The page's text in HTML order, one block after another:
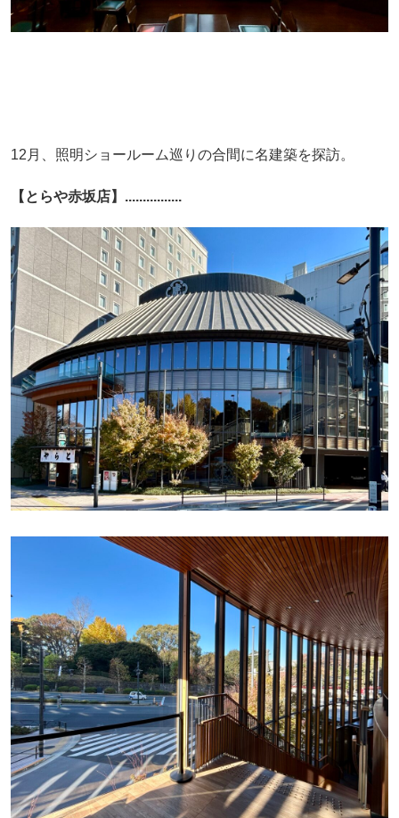
12月、照明ショールーム巡りの合間に名建築を探訪。
【とらや赤坂店】................